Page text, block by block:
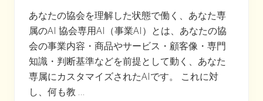
あなたの協会を理解した状態で働く、あなた専
属のAI 協会専用AI（事業AI）とは、あなたの協
会の事業内容・商品やサービス・顧客像・専門
知識・判断基準などを前提として動く、あなた
専属にカスタマイズされたAIです。 これに対
し、何も教 …